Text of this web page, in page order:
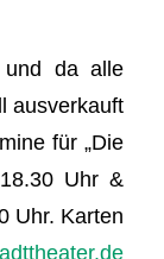
und da alle
ausverkauft
für „Die
Uhr &
Uhr. Karten